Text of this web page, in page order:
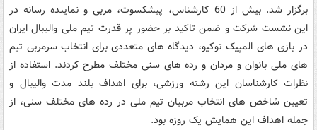
برگزار شد. بیش از 60 کارشناس، پیشکسوت، مربی و نماینده رسانه‌ در
این نشست شرکت و ضمن تاکید بر حضور پر قدرت تیم ملی والیبال ایران
در بازی‌ های المپیک توکیو، دیدگاه ‌های متعددی برای انتخاب سرمربی تیم
‌های ملی بانوان و مردان و رده ‌های سنی مختلف مطرح کردند. استفاده از
نظرات کارشناسان این رشته ورزشی، برای اهداف بلند مدت والیبال و
تعیین شاخص‌ های انتخاب مربیان تیم‌ ملی در رده ‌های مختلف سنی، از
جمله اهداف این همایش یک روزه بود.